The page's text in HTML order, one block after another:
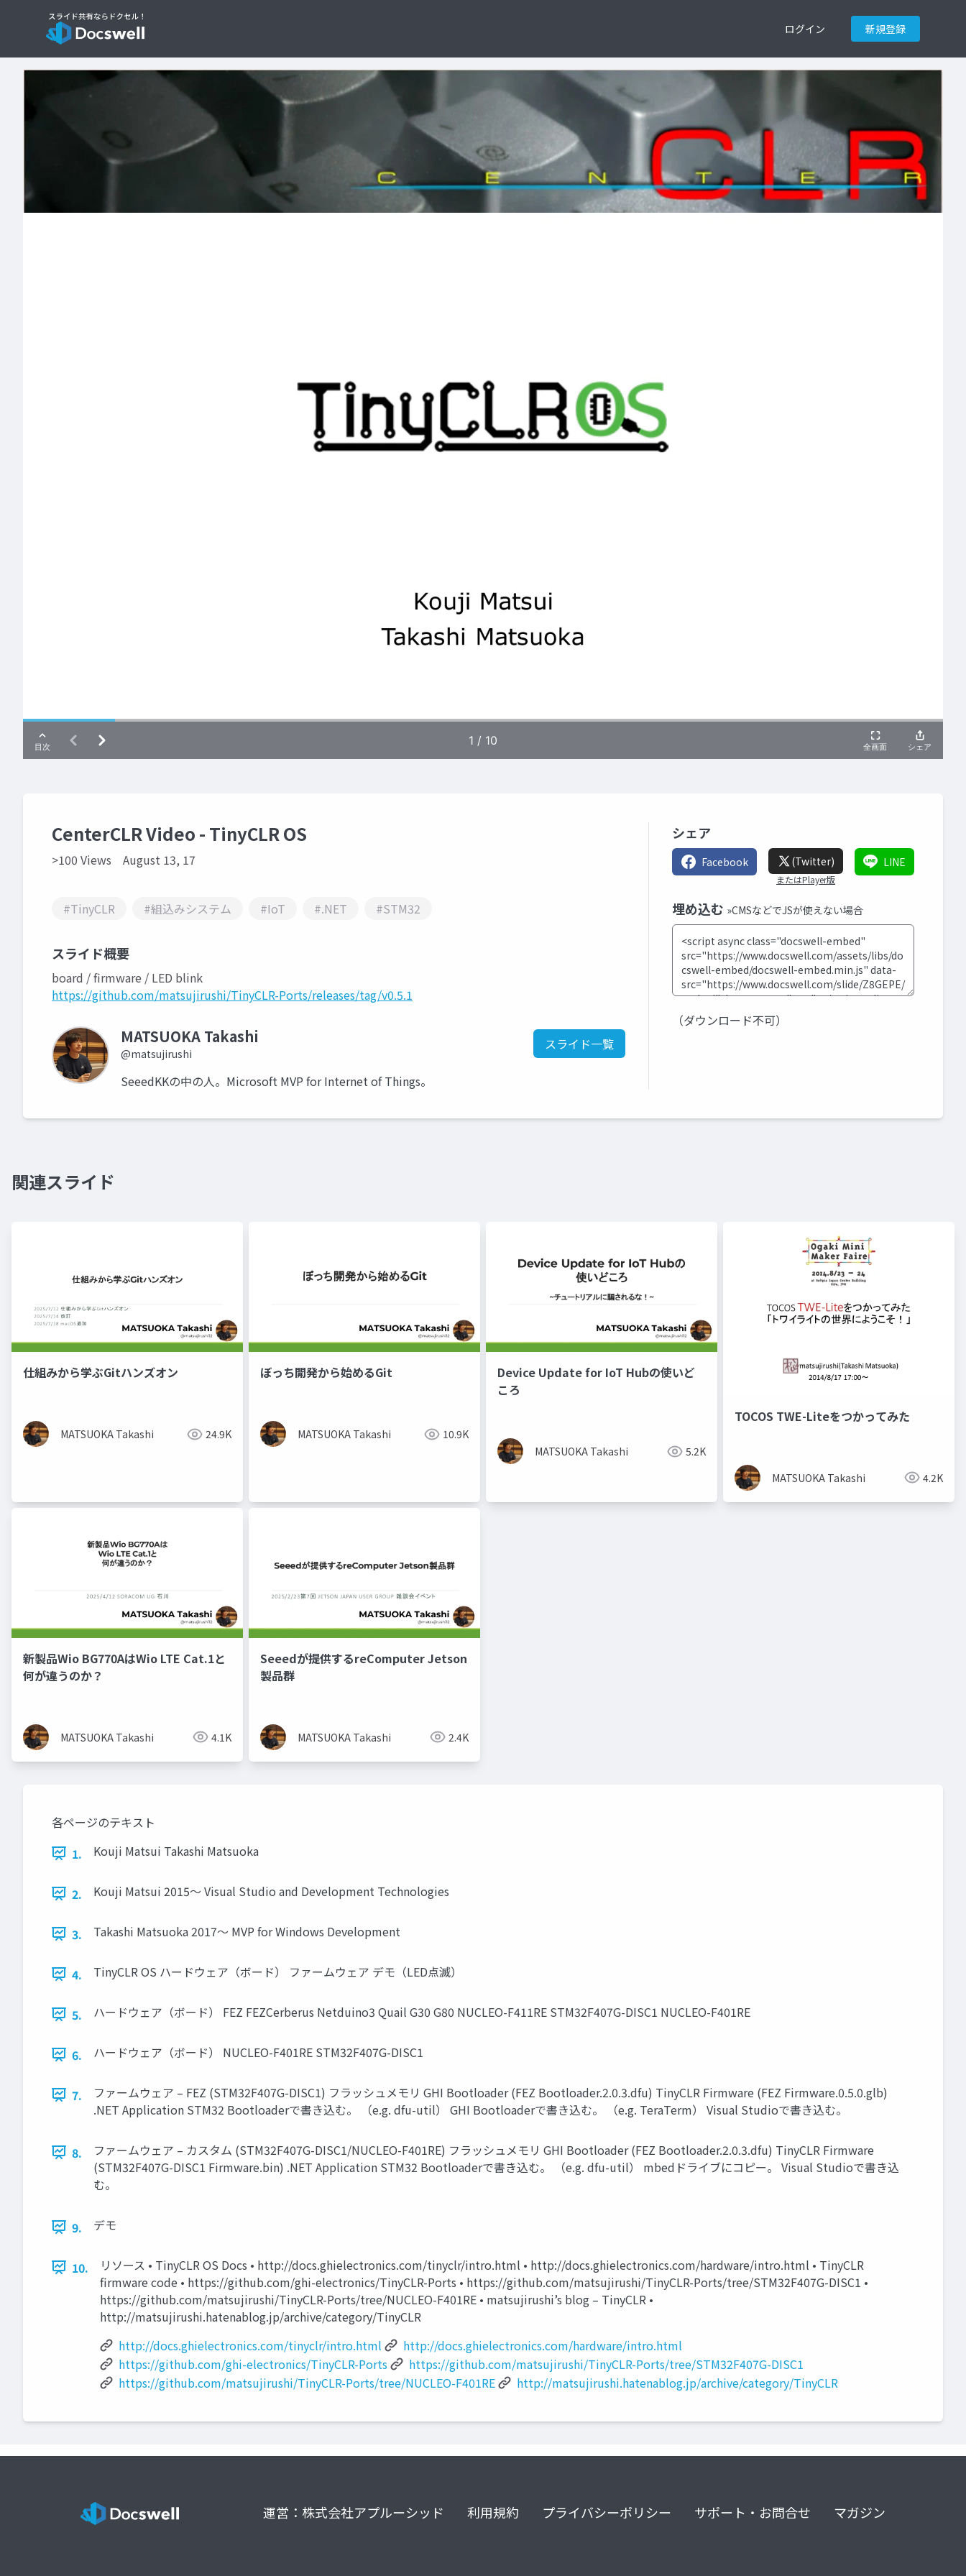
ログイン 新規登録
CenterCLR Video - TinyCLR OS
>100 Views August 13, 17
#TinyCLR #組込みシステム #IoT #.NET #STM32
スライド概要
board / firmware / LED blink
https://github.com/matsujirushi/TinyCLR-Ports/releases/tag/v0.5.1
MATSUOKA Takashi
@matsujirushi
スライド一覧
SeeedKKの中の人。Microsoft MVP for Internet of Things。
シェア
Facebook (Twitter)
またはPlayer版
LINE
埋め込む »CMSなどでJSが使えない場合
（ダウンロード不可）
関連スライド
仕組みから学ぶGitハンズオン
MATSUOKA Takashi 24.9K
ぼっち開発から始めるGit
MATSUOKA Takashi 10.9K
Device Update for IoT Hubの使いど
ころ
MATSUOKA Takashi 5.2K
TOCOS TWE-Liteをつかってみた
MATSUOKA Takashi 4.2K
新製品Wio BG770AはWio LTE Cat.1と
何が違うのか？
MATSUOKA Takashi 4.1K
Seeedが提供するreComputer Jetson
製品群
MATSUOKA Takashi 2.4K
各ページのテキスト
1.
Kouji Matsui Takashi Matsuoka
2. Kouji Matsui 2015～ Visual Studio and Development Technologies
3. Takashi Matsuoka 2017～ MVP for Windows Development
4. TinyCLR OS ハードウェア（ボード） ファームウェア デモ（LED点滅）
5. ハードウェア（ボード） FEZ FEZCerberus Netduino3 Quail G30 G80 NUCLEO-F411RE STM32F407G-DISC1 NUCLEO-F401RE
6. ハードウェア（ボード） NUCLEO-F401RE STM32F407G-DISC1
7.
ファームウェア – FEZ (STM32F407G-DISC1) フラッシュメモリ GHI Bootloader (FEZ Bootloader.2.0.3.dfu) TinyCLR Firmware (FEZ Firmware.0.5.0.glb)
.NET Application STM32 Bootloaderで書き込む。 （e.g. dfu-util） GHI Bootloaderで書き込む。 （e.g. TeraTerm） Visual Studioで書き込む。
8.
ファームウェア – カスタム (STM32F407G-DISC1/NUCLEO-F401RE) フラッシュメモリ GHI Bootloader (FEZ Bootloader.2.0.3.dfu) TinyCLR Firmware
(STM32F407G-DISC1 Firmware.bin) .NET Application STM32 Bootloaderで書き込む。 （e.g. dfu-util） mbedドライブにコピー。 Visual Studioで書き込
む。
9. デモ
10.
リソース • TinyCLR OS Docs • http://docs.ghielectronics.com/tinyclr/intro.html • http://docs.ghielectronics.com/hardware/intro.html • TinyCLR
firmware code • https://github.com/ghi-electronics/TinyCLR-Ports • https://github.com/matsujirushi/TinyCLR-Ports/tree/STM32F407G-DISC1 •
https://github.com/matsujirushi/TinyCLR-Ports/tree/NUCLEO-F401RE • matsujirushi’s blog – TinyCLR •
http://matsujirushi.hatenablog.jp/archive/category/TinyCLR
http://docs.ghielectronics.com/tinyclr/intro.html
http://docs.ghielectronics.com/hardware/intro.html
https://github.com/ghi-electronics/TinyCLR-Ports
https://github.com/matsujirushi/TinyCLR-Ports/tree/STM32F407G-DISC1
https://github.com/matsujirushi/TinyCLR-Ports/tree/NUCLEO-F401RE
http://matsujirushi.hatenablog.jp/archive/category/TinyCLR
運営：株式会社アプルーシッド 利用規約 プライバシーポリシー サポート・お問合せ マガジン